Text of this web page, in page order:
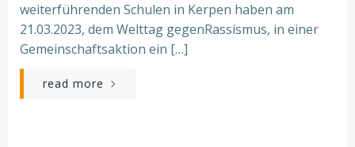
weiterführenden Schulen in Kerpen haben am
21.03.2023, dem Welttag gegenRassismus, in einer
Gemeinschaftsaktion ein […]
read more